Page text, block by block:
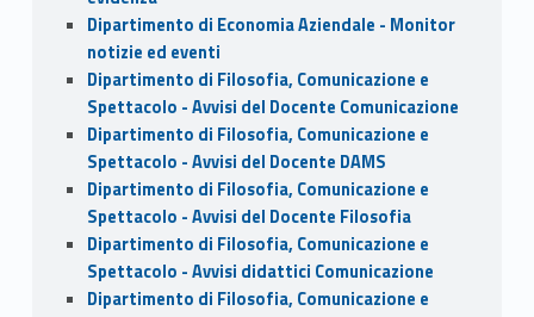
Dipartimento di Economia Aziendale - Monitor
notizie ed eventi
Dipartimento di Filosofia, Comunicazione e
Spettacolo - Avvisi del Docente Comunicazione
Dipartimento di Filosofia, Comunicazione e
Spettacolo - Avvisi del Docente DAMS
Dipartimento di Filosofia, Comunicazione e
Spettacolo - Avvisi del Docente Filosofia
Dipartimento di Filosofia, Comunicazione e
Spettacolo - Avvisi didattici Comunicazione
Dipartimento di Filosofia, Comunicazione e